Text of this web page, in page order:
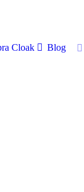
Cloak Blog